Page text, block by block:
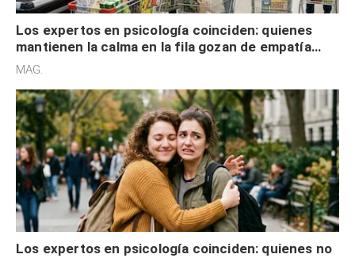
Los expertos en psicología coinciden: quienes
mantienen la calma en la fila gozan de empatía
cognitiva, gratitud y no solo tienen autocontrol
MAG.
Los expertos en psicología coinciden: quienes no